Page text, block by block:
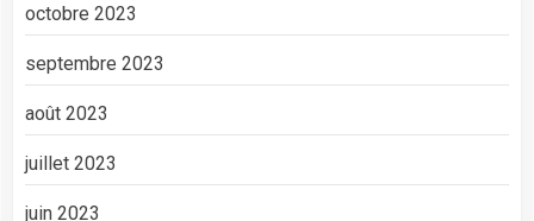
octobre 2023
septembre 2023
août 2023
juillet 2023
juin 2023